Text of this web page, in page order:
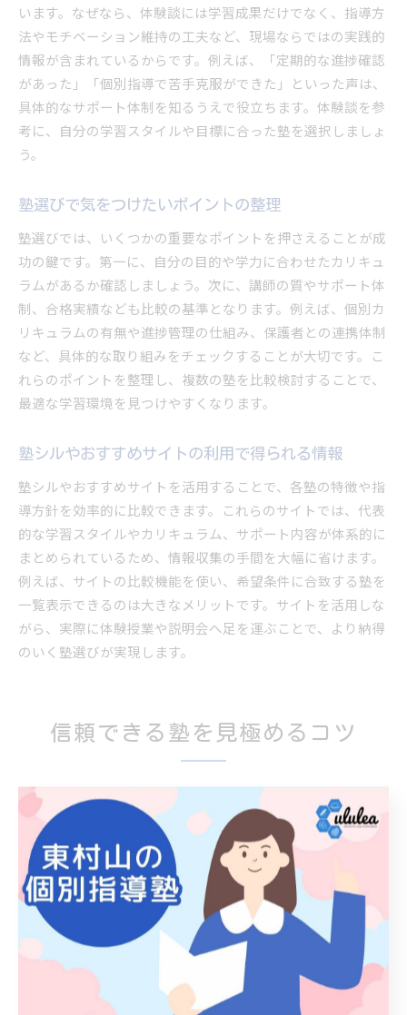
います。なぜなら、体験談には学習成果だけでなく、指導方
法やモチベーション維持の工夫など、現場ならではの実践的
情報が含まれているからです。例えば、「定期的な進捗確認
があった」「個別指導で苦手克服ができた」といった声は、
具体的なサポート体制を知るうえで役立ちます。体験談を参
考に、自分の学習スタイルや目標に合った塾を選択しましょ
う。
塾選びで気をつけたいポイントの整理
塾選びでは、いくつかの重要なポイントを押さえることが成
功の鍵です。第一に、自分の目的や学力に合わせたカリキュ
ラムがあるか確認しましょう。次に、講師の質やサポート体
制、合格実績なども比較の基準となります。例えば、個別カ
リキュラムの有無や進捗管理の仕組み、保護者との連携体制
など、具体的な取り組みをチェックすることが大切です。こ
れらのポイントを整理し、複数の塾を比較検討することで、
最適な学習環境を見つけやすくなります。
塾シルやおすすめサイトの利用で得られる情報
塾シルやおすすめサイトを活用することで、各塾の特徴や指
導方針を効率的に比較できます。これらのサイトでは、代表
的な学習スタイルやカリキュラム、サポート内容が体系的に
まとめられているため、情報収集の手間を大幅に省けます。
例えば、サイトの比較機能を使い、希望条件に合致する塾を
一覧表示できるのは大きなメリットです。サイトを活用しな
がら、実際に体験授業や説明会へ足を運ぶことで、より納得
のいく塾選びが実現します。
信頼できる塾を見極めるコツ
塾のサポート体制や実績を評価する視点
塾選びで最も重視すべきは、サポート体制と合格実績です。
なぜなら、手厚いサポートが生徒一人ひとりの学力向上や目
標達成に直結するからです。例えば、定期的な学習面談や進
捗管理、個別の学習計画策定などが挙げられます。これらを
備えた塾は、保護者や生徒からの評価も高く、合格実績にも
表れやすい傾向があります。塾の公式情報や体験談をもと
に、具体的なサポート内容を比較することが重要です。